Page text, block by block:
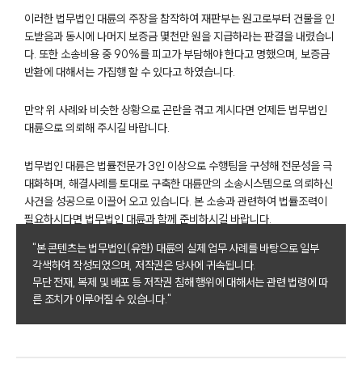
부동산전문변호사
소식/자료
공지사항
법률 블로그
뉴스레터/브로슈어
세미나
대륜법률상담예약
이러한 법무법인 대륜의 주장을 참작하여 재판부는 원고로부터 건물을 인
도받음과 동시에 나머지 보증금 몇천만 원을 지급하라는 판결을 내렸습니
다. 또한 소송비용 중 90%를 피고가 부담해야 한다고 명했으며, 보증금
반환에 대해서는 가집행 할 수 있다고 하였습니다.
만약 위 사례와 비슷한 상황으로 곤란을 겪고 계시다면 언제든 법무법인
대륜으로 의뢰해 주시길 바랍니다.
법무법인 대륜은 법률전문가 3인 이상으로 수행팀을 구성해 전문성을 극
대화하며, 해결사례를 토대로 구축한 대륜만의 소송시스템으로 의뢰하신
사건을 성공으로 이끌어 오고 있습니다. 본 소송과 관련하여 법률조력이
필요하시다면 법무법인 대륜과 함께 준비하시길 바랍니다.
"본 콘텐츠는 법무법인(유한) 대륜의 실제 업무 사례를 바탕으로 일부
각색하여 작성되었으며, 저작권은 당사에 귀속됩니다.
무단 전재, 복제 및 배포 등 저작권 침해 행위에 대해서는 관련 법령에 따
른 조치가 이루어질 수 있습니다."